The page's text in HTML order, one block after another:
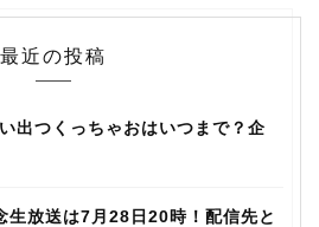
最近の投稿
出つくっちゃおはいつまで？企
生放送は7月28日20時！配信先と